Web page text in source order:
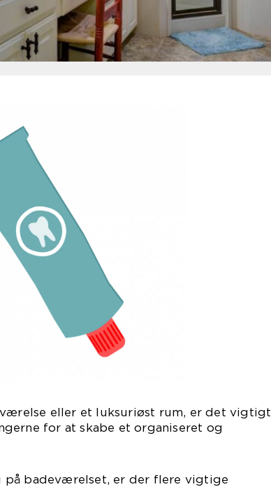
eller et luksuriøst rum, er det vigtigt
for at skabe et organiseret og
på badeværelset, er der flere vigtige